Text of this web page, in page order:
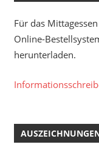
Für das
Online-
herunterladen.